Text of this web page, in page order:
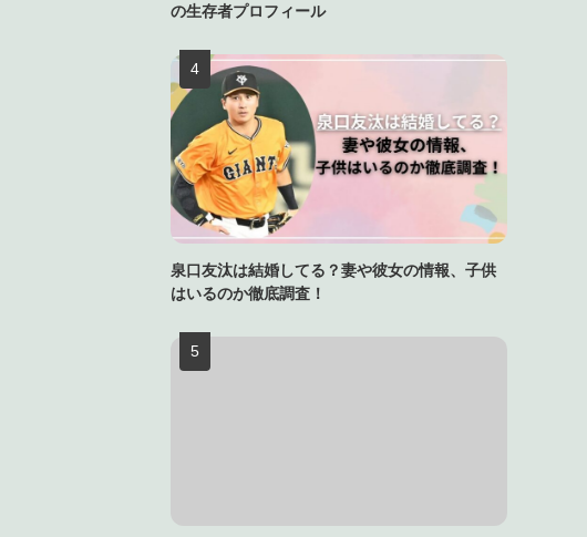
の生存者プロフィール
泉口友汰は結婚してる？妻や彼女の情報、子供
はいるのか徹底調査！